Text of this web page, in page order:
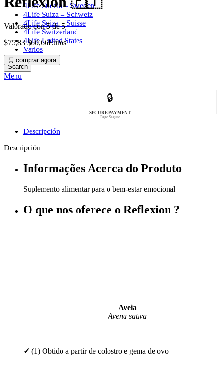
4Life Suecia – Sweden
4Life Suiza – Schweiz
4Life Suiza – Suisse
4Life Switzerland
4Life United States
Varios
Search
Menu
era:
Valorado con5de 5
$75,83El
precio
original
era:
$60,66El
actual
Euros
🛒 comprar agora
🔒
SECURE PAYMENT
Pago Seguro
Descripción
Descripción
Informações Acerca do Produto
Suplemento alimentar para o bem-estar emocional
O que nos oferece o Reflexion ?
Aveia
Avena sativa
✓ (1) Obtido a partir de colostro e gema de ovo